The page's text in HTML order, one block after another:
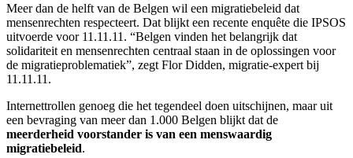
Meer dan de helft van de Belgen wil een migratiebeleid dat
mensenrechten respecteert. Dat blijkt een recente enquête die IPSOS
uitvoerde voor 11.11.11. “Belgen vinden het belangrijk dat
solidariteit en mensenrechten centraal staan in de oplossingen voor
de migratieproblematiek”, zegt Flor Didden, migratie-expert bij
11.11.11.
Internettrollen genoeg die het tegendeel doen uitschijnen, maar uit
een bevraging van meer dan 1.000 Belgen blijkt dat de
meerderheid voorstander is van een menswaardig
migratiebeleid.